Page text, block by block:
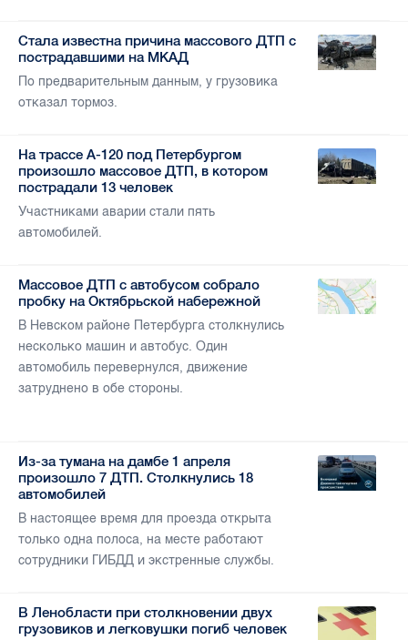
Стала известна причина массового ДТП с
пострадавшими на МКАД
По предварительным данным, у грузовика
отказал тормоз.
На трассе А-120 под Петербургом
произошло массовое ДТП, в котором
пострадали 13 человек
Участниками аварии стали пять
автомобилей.
Массовое ДТП с автобусом собрало
пробку на Октябрьской набережной
В Невском районе Петербурга столкнулись
несколько машин и автобус. Один
автомобиль перевернулся, движение
затруднено в обе стороны.
Из-за тумана на дамбе 1 апреля
произошло 7 ДТП. Столкнулись 18
автомобилей
В настоящее время для проезда открыта
только одна полоса, на месте работают
сотрудники ГИБДД и экстренные службы.
В Ленобласти при столкновении двух
грузовиков и легковушки погиб человек